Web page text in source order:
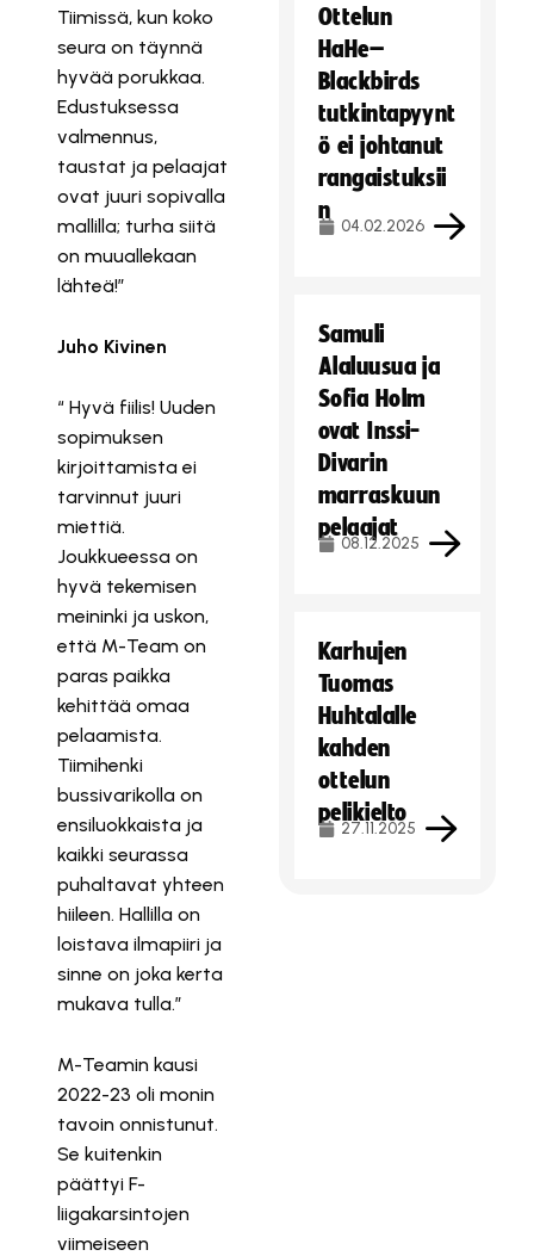
Tiimissä, kun koko
seura on täynnä
hyvää porukkaa.
Edustuksessa
valmennus,
taustat ja pelaajat
ovat juuri sopivalla
mallilla; turha siitä
on muuallekaan
lähteä!”
Juho Kivinen
“ Hyvä fiilis! Uuden
sopimuksen
kirjoittamista ei
tarvinnut juuri
miettiä.
Joukkueessa on
hyvä tekemisen
meininki ja uskon,
että M-Team on
paras paikka
kehittää omaa
pelaamista.
Tiimihenki
bussivarikolla on
ensiluokkaista ja
kaikki seurassa
puhaltavat yhteen
hiileen. Hallilla on
loistava ilmapiiri ja
sinne on joka kerta
mukava tulla.”
M-Teamin kausi
2022-23 oli monin
tavoin onnistunut.
Se kuitenkin
päättyi F-
liigakarsintojen
viimeiseen
Ottelun
HaHe–
Blackbirds
tutkintapyynt
ö ei johtanut
rangaistuksii
n
04.02.2026
Samuli
Alaluusua ja
Sofia Holm
ovat Inssi-
Divarin
marraskuun
pelaajat
08.12.2025
Karhujen
Tuomas
Huhtalalle
kahden
ottelun
pelikielto
27.11.2025